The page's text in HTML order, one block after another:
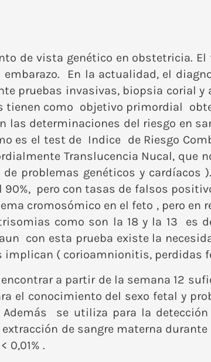
de vista genético en obstetricia.
En la actualidad, el
pruebas invasivas, biopsia
tienen como objetivo primordial
las determinaciones del riesgo en
es el test de Indice de Riesgo
Translucencia Nucal, que
de problemas genéticos y
pero con tasas de falsos
cromosómico en el feto , pero
como son la 18 y la 13 es
con esta prueba existe la
implican ( corioamnionitis, perdidas
a partir de la semana 12
el conocimiento del sexo fetal y
se utiliza para la
de sangre materna
0,01% .